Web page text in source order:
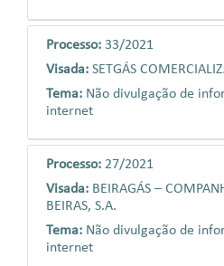
Processo: 33/2021
Visada: SETGÁS
Tema: Não divulgação de
internet
Processo: 27/2021
Visada: BEIRAGÁS –
BEIRAS, S.A.
Tema: Não divulgação de
internet